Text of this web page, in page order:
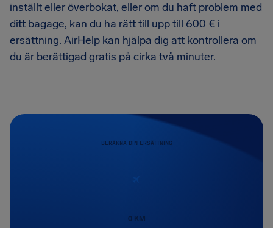
inställt eller överbokat, eller om du haft problem med
ditt bagage, kan du ha rätt till upp till 600 € i
ersättning. AirHelp kan hjälpa dig att kontrollera om
du är berättigad gratis på cirka två minuter.
BERÄKNA DIN ERSÄTTNING
0KM